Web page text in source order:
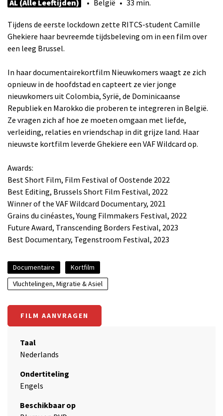
AL (Alle Leeftijden) • België • 33 min.
Tijdens de eerste lockdown zette RITCS-student Camille
Ghekiere haar bevreemde tijdsbeleving om in een film over
een leeg Brussel.
In haar documentairekortfilm Nieuwkomers waagt ze zich
opnieuw in de hoofdstad en capteert ze vier jonge
nieuwkomers uit Colombia, Syrië, de Dominicaanse
Republiek en Marokko die proberen te integreren in België.
Ze vragen zich af hoe ze moeten omgaan met liefde,
verleiding, relaties en vriendschap in dit grijze land. Haar
nieuwste kortfilm leverde Ghekiere een VAF Wildcard op.
Awards:
Best Short Film, Film Festival of Oostende 2022
Best Editing, Brussels Short Film Festival, 2022
Winner of the VAF Wildcard Documentary, 2021
Grains du cinéastes, Young Filmmakers Festival, 2022
Future Award, Transcending Borders Festival, 2023
Best Documentary, Tegenstroom Festival, 2023
Documentaire
Kortfilm
Vluchtelingen, Migratie & Asiel
FILM AANVRAGEN
Taal
Nederlands
Ondertiteling
Engels
Beschikbaar op